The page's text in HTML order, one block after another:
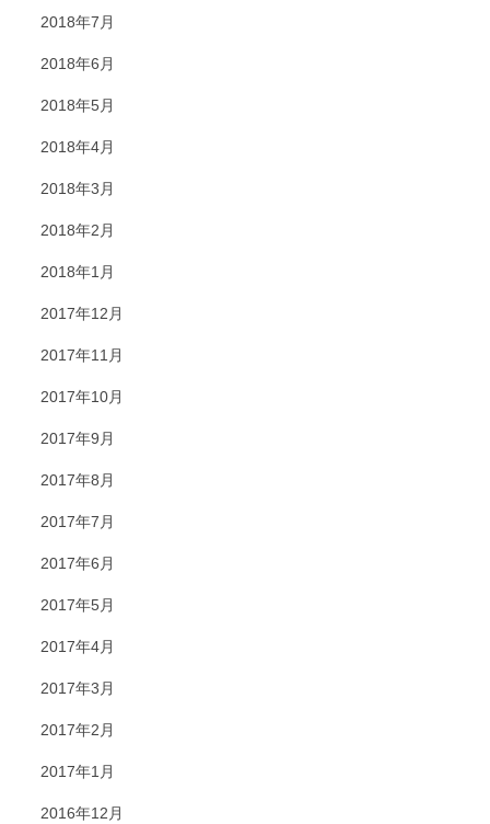
2018年7月
2018年6月
2018年5月
2018年4月
2018年3月
2018年2月
2018年1月
2017年12月
2017年11月
2017年10月
2017年9月
2017年8月
2017年7月
2017年6月
2017年5月
2017年4月
2017年3月
2017年2月
2017年1月
2016年12月